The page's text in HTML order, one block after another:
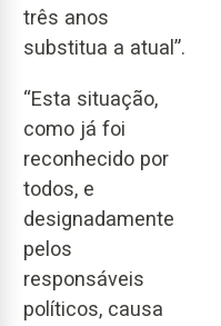
três anos
substitua a atual”.
“Esta situação,
como já foi
reconhecido por
todos, e
designadamente
pelos
responsáveis
políticos, causa